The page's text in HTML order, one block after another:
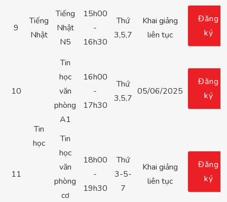
9
Tiếng
Nhật
Tiếng
Nhật
N5
15h00
-
16h30
Thứ
3,5,7
Khai giảng
liên tục
Đăng
ký
10
Tin
học
Tin
học
văn
phòng
A1
16h00
-
17h30
Thứ
3,5,7
05/06/2025
Đăng
ký
11
Tin
học
văn
phòng
cơ
18h00
-
19h30
Thứ
3-5-
7
Khai giảng
liên tục
Đăng
ký